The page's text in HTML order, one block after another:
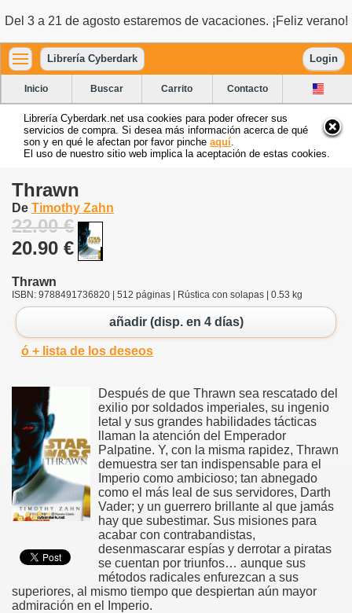
Del 3 a 21 de agosto estaremos de vacaciones. ¡Feliz verano!
Librería Cyberdark Login
Inicio Buscar Carrito Contacto
Librería Cyberdark.net usa cookies para poder ofrecer sus
servicios de compra. Si desea más información acerca de qué
son y en qué le afectan por favor pinche aquí
El uso de nuestro sitio web implica la aceptación de estas cookies.
Thrawn
De Timothy Zahn
22.00 €
20.90 €
Thrawn
ISBN: 9788491736820 | 512 páginas | Rústica con solapas | 0.53 kg
añadir (disp. en 4 días)
ó + lista de los deseos
Después de que Thrawn sea rescatado del
exilio por soldados imperiales, su ingenio
letal y sus grandes habilidades tácticas
llaman la atención del Emperador
Palpatine. Y, con la misma rapidez, Thrawn
demuestra ser tan indispensable para el
Imperio como ambicioso; tan abnegado
como el más leal de sus servidores, Darth
Vader; y un guerrero brillante al que jamás
hay que subestimar. Sus misiones para
acabar con contrabandistas,
desenmascarar espías y derrotar a piratas
se cuentan por triunfos… aunque sus
métodos radicales enfurezcan a sus
superiores, al mismo tiempo que despiertan aún mayor
admiración en el Imperio.